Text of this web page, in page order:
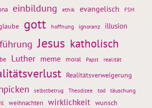
einbildung ethik evangelisch FSM
gott hoffnung ignoranz illusion
Jesus katholisch
Luther meme moral Papst realität
Realitätsverweigerung
selbstbetrug Theodizee tod täuschung
weihnachten wirklichkeit wunsch